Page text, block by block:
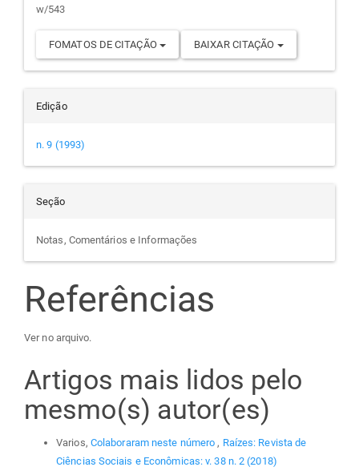
w/543
FOMATOS DE CITAÇÃO BAIXAR CITAÇÃO
Edição
n. 9 (1993)
Seção
Notas, Comentários e Informações
Referências
Ver no arquivo.
Artigos mais lidos pelo
mesmo(s) autor(es)
Varios, Colaboraram neste número, Raízes: Revista de
Ciências Sociais e Econômicas: v. 38 n. 2 (2018)